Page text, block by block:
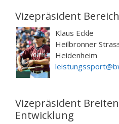
Vizepräsident
Klaus Eckle
Heilbronner
Heidenheim
Vizepräsident
Entwicklung